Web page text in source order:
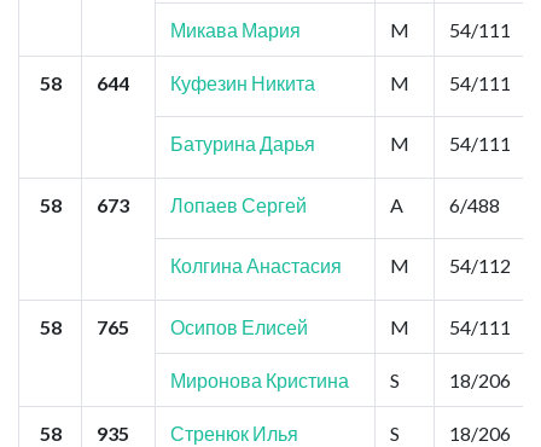
Микава Мария M 54/111
58 644 Куфезин Никита M 54/111
Батурина Дарья M 54/111
58 673 Лопаев Сергей A 6/488
Колгина Анастасия M 54/112
58 765 Осипов Елисей M 54/111
Миронова Кристина S 18/206
58 935 Стренюк Илья S 18/206